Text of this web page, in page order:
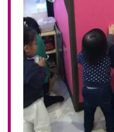
2021年 09月(20)
2021年 08月(18)
2021年 07月(20)
2021年 06月(22)
2021年 05月(15)
2021年 04月(21)
2021年 03月(23)
2021年 02月(18)